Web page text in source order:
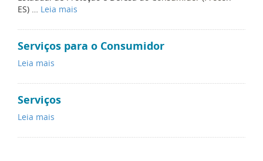
ES) … Leia mais
Serviços para o Consumidor
Leia mais
Serviços
Leia mais